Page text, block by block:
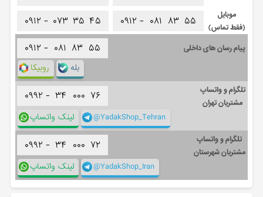
موبایل
(فقط تماس)
۰۹۱۲ - ۰۸۱ ۸۳ ۵۵ ۰۹۱۲ - ۰۷۳ ۳۵ ۴۵
پیام رسان های داخلی ۰۹۱۲ - ۰۸۱ ۸۳ ۵۵
روبیکا بله
تلگرام و واتساپ
مشتریان تهران
۰۹۹۲ - ۳۴ ۰۰۰ ۷۶
لینک واتساپ @YadakShop_Tehran
تلگرام و واتساپ
مشتریان شهرستان
۰۹۹۲ - ۳۴ ۰۰۰ ۷۲
لینک واتساپ @YadakShop_Iran